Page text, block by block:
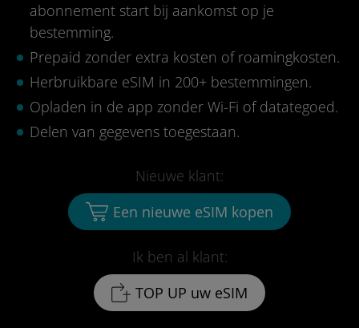
abonnement start bij aankomst op je
bestemming.
Prepaid zonder extra kosten of roamingkosten.
Herbruikbare eSIM in 200+ bestemmingen.
Opladen in de app zonder Wi-Fi of datategoed.
Delen van gegevens toegestaan.
Ik ben al klant:
TOP UP uw eSIM
Nieuwe klant:
Een nieuwe eSIM kopen